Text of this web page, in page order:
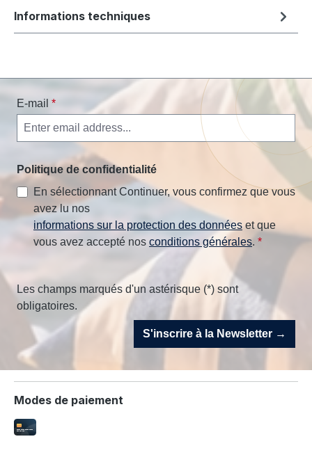
Informations techniques
E-mail *
Politique de confidentialité
En sélectionnant Continuer, vous confirmez que vous
avez lu nos
informations sur la protection des données et que
vous avez accepté nos conditions générales. *
Les champs marqués d'un astérisque (*) sont
obligatoires.
S'inscrire à la Newsletter →
Modes de paiement